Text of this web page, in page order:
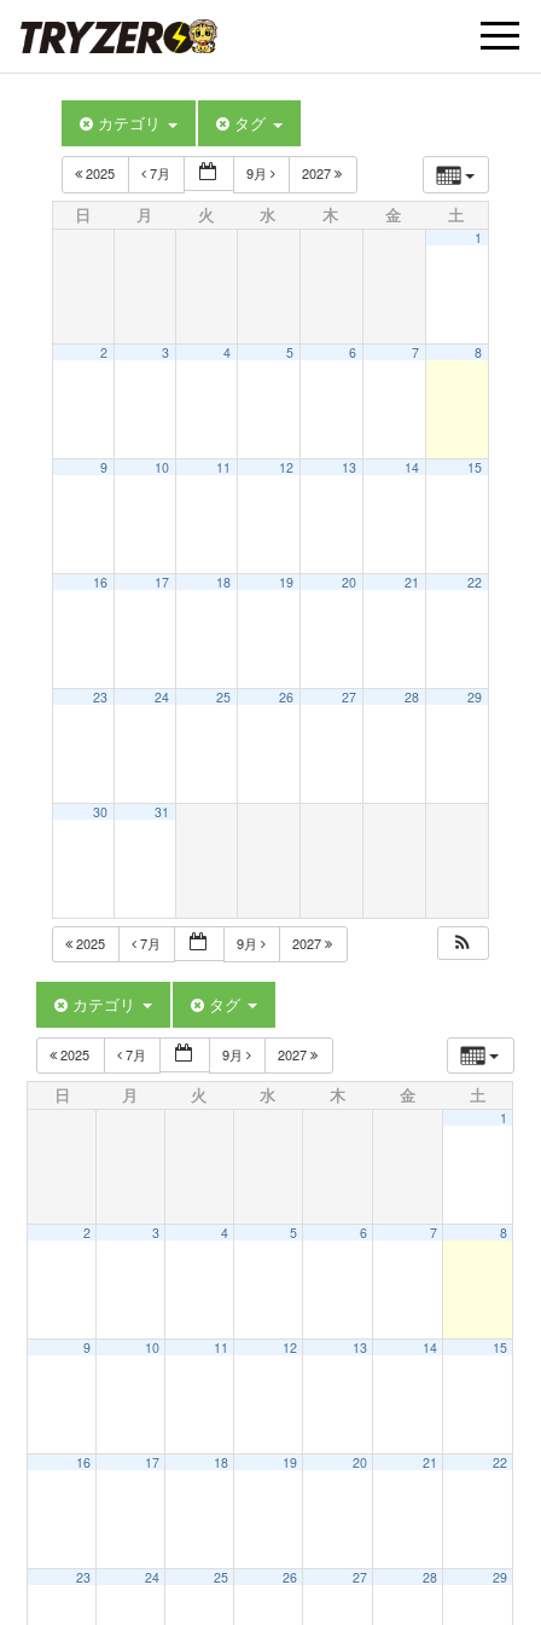
t
o
カテゴリ タグ
2025 7月 9月 2027
日 月 火 水 木 金 土
1
2 3 4 5 6 7 8
9 10 11 12 13 14 15
16 17 18 19 20 21 22
23 24 25 26 27 28 29
30 31
2025 7月 9月 2027
カテゴリ タグ
2025 7月 9月 2027
日 月 火 水 木 金 土
1
2 3 4 5 6 7 8
9 10 11 12 13 14 15
16 17 18 19 20 21 22
23 24 25 26 27 28 29